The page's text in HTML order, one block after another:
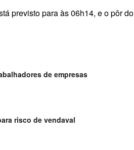
previsto para às 06h14, e o pôr do
de empresas
risco de vendaval